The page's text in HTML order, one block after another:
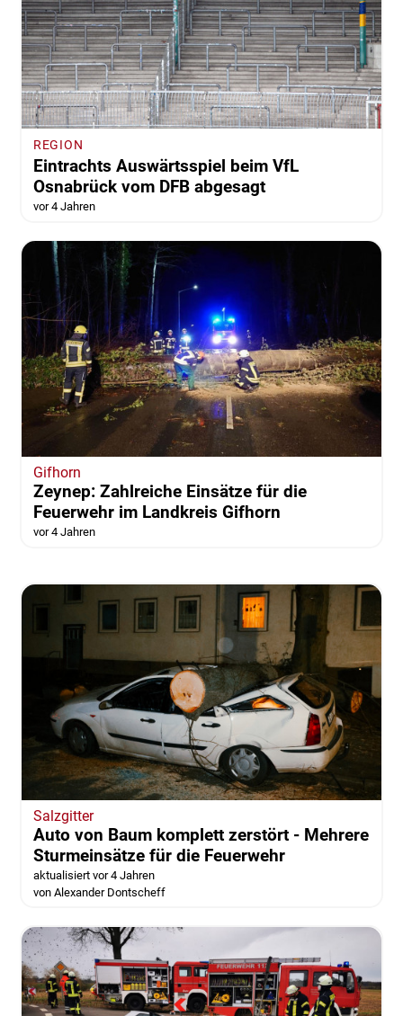
REGION
Eintrachts Auswärtsspiel beim VfL
Osnabrück vom DFB abgesagt
vor 4 Jahren
Gifhorn
Zeynep: Zahlreiche Einsätze für die
Feuerwehr im Landkreis Gifhorn
vor 4 Jahren
Salzgitter
Auto von Baum komplett zerstört - Mehrere
Sturmeinsätze für die Feuerwehr
aktualisiert vor 4 Jahren
von Alexander Dontscheff